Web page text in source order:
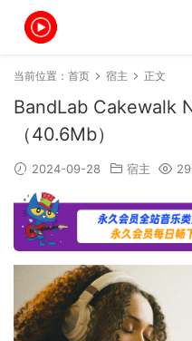
当前位置： 首页 宿主 正文
BandLab Cakewalk
（40.6Mb）
2024-09-28 宿主